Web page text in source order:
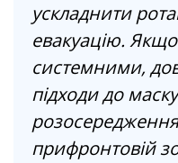
ускладнити
евакуацію. Якщо
системними,
підходи до
прифронтовій